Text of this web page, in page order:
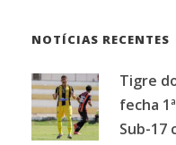
NOTÍCIAS RECENTES
Tigre
fecha
Sub-17